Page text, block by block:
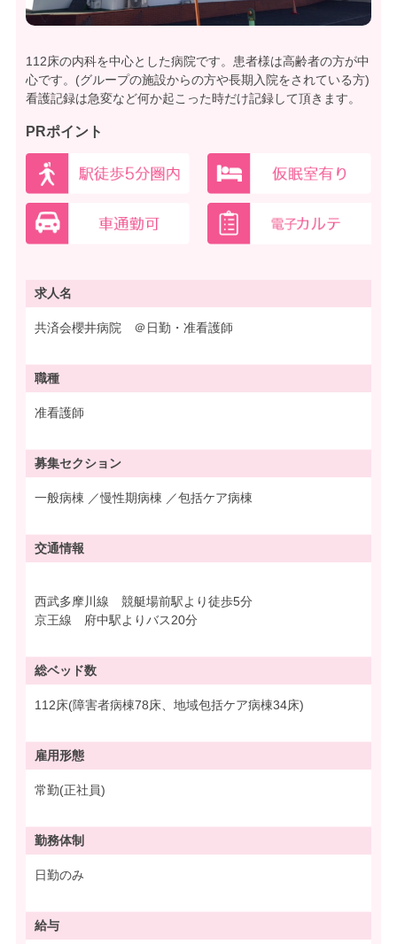
112床の内科を中心とした病院です。患者様は高齢者の方が中
心です。(グループの施設からの方や長期入院をされている方)
看護記録は急変など何か起こった時だけ記録して頂きます。
PRポイント
求人名
共済会櫻井病院 ＠日勤・准看護師
職種
准看護師
募集セクション
一般病棟 ／慢性期病棟 ／包括ケア病棟
交通情報
西武多摩川線 競艇場前駅より徒歩5分
京王線 府中駅よりバス20分
総ベッド数
112床(障害者病棟78床、地域包括ケア病棟34床)
雇用形態
常勤(正社員)
勤務体制
日勤のみ
給与